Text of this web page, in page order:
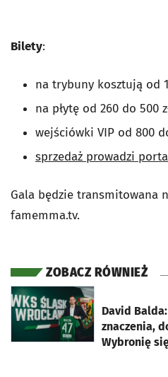
Bilety:
na trybuny kosztują od
na płytę od 260 do 500
wejściówki VIP od 800
sprzedaż prowadzi
Gala będzie transmitowana
famemma.tv.
ZOBACZ RÓWNIEŻ
David
znaczenia,
Wybronię
otworzy się w nowej karcie